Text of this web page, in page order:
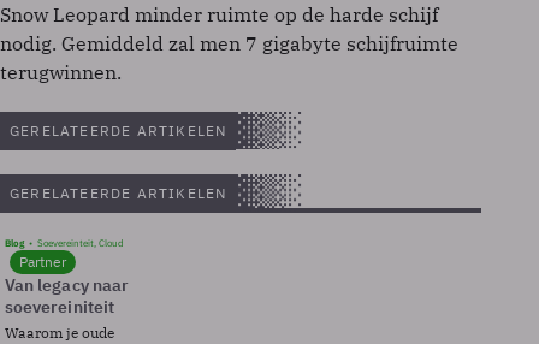
Snow Leopard minder ruimte op de harde schijf
nodig. Gemiddeld zal men 7 gigabyte schijfruimte
terugwinnen.
GERELATEERDE ARTIKELEN
GERELATEERDE ARTIKELEN
Blog Soevereinteit, Cloud
Partner
Van legacy naar
soevereiniteit
Waarom je oude